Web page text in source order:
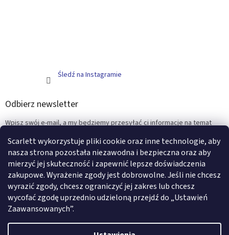
Scarlett wykorzystuje pliki cookie oraz inne technologie, aby
nasza strona pozostała niezawodna i bezpieczna oraz aby
mierzyć jej skuteczność i zapewnić lepsze doświadczenia
zakupowe. Wyrażenie zgody jest dobrowolne. Jeśli nie chcesz
wyrazić zgody, chcesz ograniczyć jej zakres lub chcesz
wycofać zgodę uprzednio udzieloną przejdź do „Ustawień
Zaawansowanych”.
Śledź na Instagramie
Odbierz newsletter
Wpisz swój e-mail, a my będziemy przesyłać ci informacje na temat
E-mail
ZALOGUJ SIĘ